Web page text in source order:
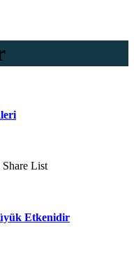
List
Etkenidir